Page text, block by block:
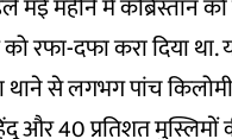
मई महीने में कब्रिस्तान
रफा-दफा करा दिया
थाने से लगभग पांच
और 40 प्रतिशत मुस्लिमों